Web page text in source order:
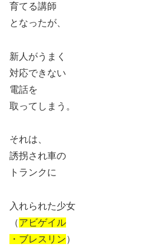
育てる講師
となったが、
新人がうまく
対応できない
電話を
取ってしまう。
それは、
誘拐され車の
トランクに
入れられた少女
（アビゲイル
・ブレスリン）